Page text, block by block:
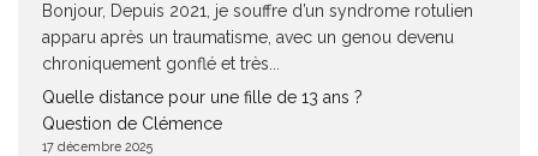
Bonjour, Depuis 2021, je souffre d’un syndrome rotulien
apparu après un traumatisme, avec un genou devenu
chroniquement gonflé et très...
Quelle distance pour une fille de 13 ans ?
Question de Clémence
17 décembre 2025